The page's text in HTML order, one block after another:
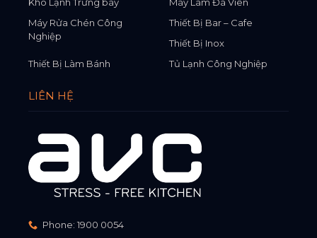
Máy Rửa Chén Công
Nghiệp
Thiết Bị Bar – Cafe
Thiết Bị Inox
Thiết Bị Làm Bánh
Tủ Lạnh Công Nghiệp
LIÊN HỆ
Phone: 1900 0054